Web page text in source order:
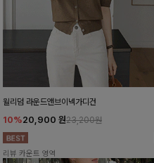
윌리덤 라운드앤브이넥가디건
10%20,900 원23,200원
리뷰 카운트 영역